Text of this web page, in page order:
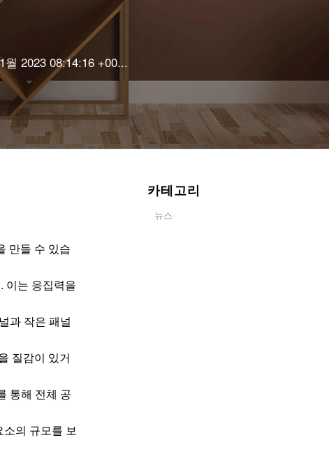
월 2023 08:14:16 +00...
만들 수 있습
이는 응집력을
과 작은 패널
질감이 있거
통해 전체 공
의 규모를 보
카테고리
뉴스